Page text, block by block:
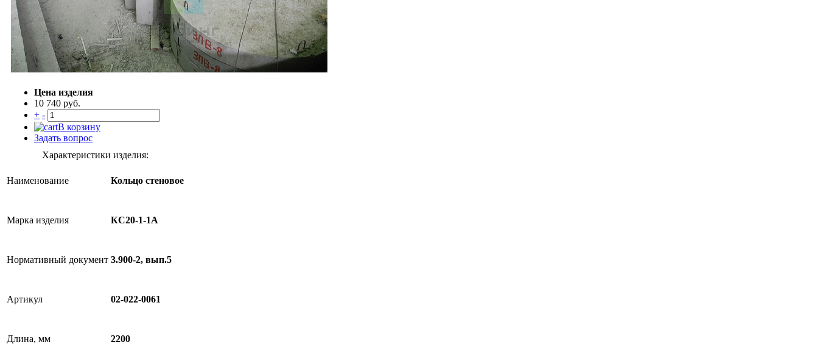
Цена изделия
10 740 руб.
+ -
В корзину
Задать вопрос
Характеристики изделия:
Наименование Кольцо стеновое
Марка изделия КС20-1-1А
Нормативный документ 3.900-2, вып.5
Артикул 02-022-0061
Длина, мм 2200